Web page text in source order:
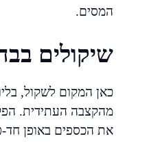
המסים.
שיקולים
כאן המקום לשקול,
מהקצבה העתידית.
את הכספים באופן חד-